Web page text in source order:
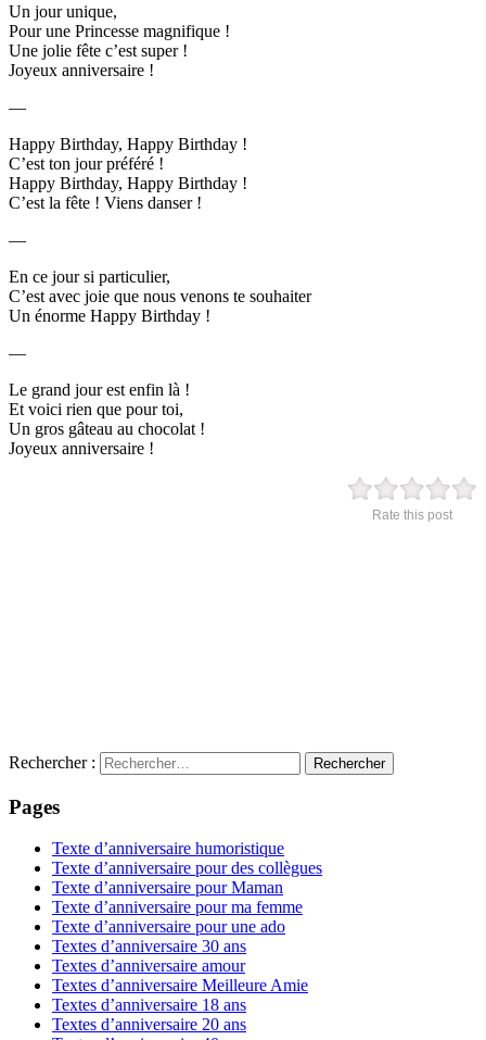
Un jour unique,
Pour une Princesse magnifique !
Une jolie fête c’est super !
Joyeux anniversaire !
—
Happy Birthday, Happy Birthday !
C’est ton jour préféré !
Happy Birthday, Happy Birthday !
C’est la fête ! Viens danser !
—
En ce jour si particulier,
C’est avec joie que nous venons te souhaiter
Un énorme Happy Birthday !
—
Le grand jour est enfin là !
Et voici rien que pour toi,
Un gros gâteau au chocolat !
Joyeux anniversaire !
Rate this post
Rechercher :
Pages
Texte d’anniversaire humoristique
Texte d’anniversaire pour des collègues
Texte d’anniversaire pour Maman
Texte d’anniversaire pour ma femme
Texte d’anniversaire pour une ado
Textes d’anniversaire 30 ans
Textes d’anniversaire amour
Textes d’anniversaire Meilleure Amie
Textes d’anniversaire 18 ans
Textes d’anniversaire 20 ans